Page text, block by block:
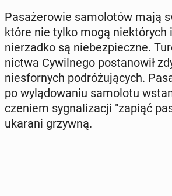
Pa­sa­że­ro­wie sa­mo­lo­tów mają
które nie tylko mogą nie­któ­rych
nie­rzad­ko są nie­bez­piecz­ne.
nic­twa Cy­wil­ne­go po­sta­no­wił
nie­sfor­nych po­dró­żu­ją­cych.
po wy­lą­do­wa­niu sa­mo­lo­tu
cze­niem sy­gna­li­za­cji "zapiąć
ukarani grzywną.